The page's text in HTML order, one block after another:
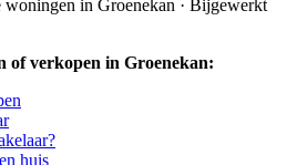
woningen in Groenekan · Bijgewerkt
of verkopen in Groenekan:
huis